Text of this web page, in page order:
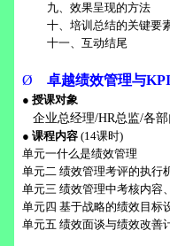
九、效果呈现的方法
十、培训总结的关键要
十一、互动结尾
Ø 卓越绩效管理与KPI
● 授课对象
企业总经理/HR总监/各
● 课程内容 (14课时)
单元一什么是绩效管理
单元二 绩效管理考评的执行
单元三 绩效管理中考核内容
单元四 基于战略的绩效目标
单元五 绩效面谈与绩效改善